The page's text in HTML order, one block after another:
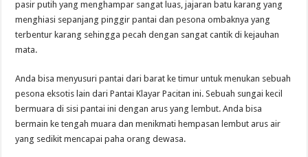
pasir putih yang menghampar sangat luas, jajaran batu karang yang
menghiasi sepanjang pinggir pantai dan pesona ombaknya yang
terbentur karang sehingga pecah dengan sangat cantik di kejauhan
mata.
Anda bisa menyusuri pantai dari barat ke timur untuk menukan sebuah
pesona eksotis lain dari Pantai Klayar Pacitan ini. Sebuah sungai kecil
bermuara di sisi pantai ini dengan arus yang lembut. Anda bisa
bermain ke tengah muara dan menikmati hempasan lembut arus air
yang sedikit mencapai paha orang dewasa.